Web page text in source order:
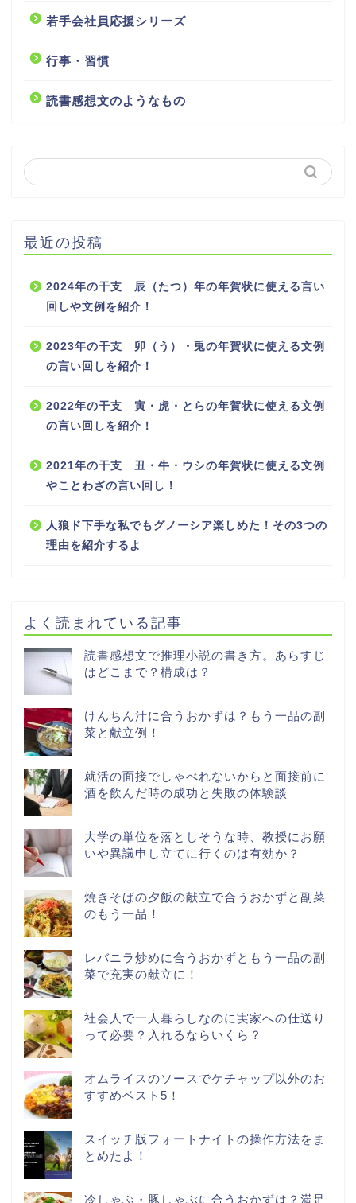
若手会社員応援シリーズ
行事・習慣
読書感想文のようなもの
最近の投稿
2024年の干支 辰（たつ）年の年賀状に使える言い
回しや文例を紹介！
2023年の干支 卯（う）・兎の年賀状に使える文例
の言い回しを紹介！
2022年の干支 寅・虎・とらの年賀状に使える文例
の言い回しを紹介！
2021年の干支 丑・牛・ウシの年賀状に使える文例
やことわざの言い回し！
人狼ド下手な私でもグノーシア楽しめた！その3つの
理由を紹介するよ
よく読まれている記事
読書感想文で推理小説の書き方。あらすじ
はどこまで？構成は？
けんちん汁に合うおかずは？もう一品の副
菜と献立例！
就活の面接でしゃべれないからと面接前に
酒を飲んだ時の成功と失敗の体験談
大学の単位を落としそうな時、教授にお願
いや異議申し立てに行くのは有効か？
焼きそばの夕飯の献立で合うおかずと副菜
のもう一品！
レバニラ炒めに合うおかずともう一品の副
菜で充実の献立に！
社会人で一人暮らしなのに実家への仕送り
って必要？入れるならいくら？
オムライスのソースでケチャップ以外のお
すすめベスト5！
スイッチ版フォートナイトの操作方法をま
とめたよ！
冷しゃぶ・豚しゃぶに合うおかずは？満足